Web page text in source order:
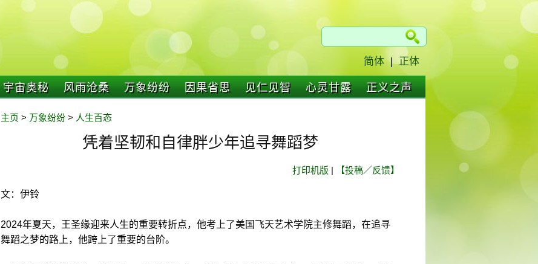
简体 | 正体
宇宙奥秘 风雨沧桑 万象纷纷 因果省思 见仁见智 心灵甘露 正义之声
主页 > 万象纷纷 > 人生百态
凭着坚韧和自律胖少年追寻舞蹈梦
打印机版 | 【投稿／反馈】
文：伊铃
2024年夏天，王圣缘迎来人生的重要转折点，他考上了美国飞天艺术学院主修舞蹈，在追寻
舞蹈之梦的路上，他跨上了重要的台阶。